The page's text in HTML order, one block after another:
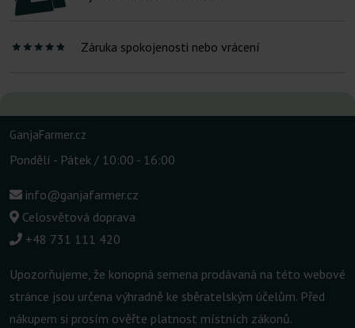
Záruka spokojenosti nebo vrácení
GanjaFarmer.cz
Pondělí - Pátek / 10:00 - 16:00
info@ganjafarmer.cz
Celosvětová doprava
+48 731 111 420
Upozorňujeme, že konopná semena prodávaná na této webové
stránce jsou určena výhradně ke sběratelským účelům. Před
nákupem si prosím ověřte platnost místních zákonů.